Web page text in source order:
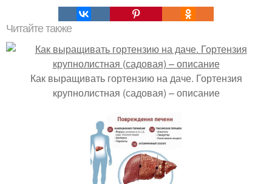
Читайте также
Как выращивать гортензию на даче. Гортензия
крупнолистная (садовая) – описание